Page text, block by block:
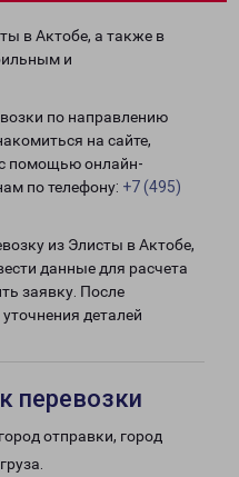
в Актобе, а также в
и
по направлению
на сайте,
с помощью онлайн-
по телефону: +7 (495)
из Элисты в Актобе,
данные для расчета
заявку. После
деталей
перевозки
отправки, город